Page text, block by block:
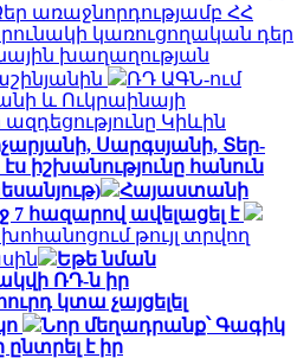
առաջնորդությամբ ՀՀ
կառուցողական դեր
խաղաղության
ՌԴ ԱԳՆ-ում
և Ուկրաինայի
Կիևին
Սարգսյանի, Տեր-
իշխանությունը հանուն
Հայաստանի
7 հազարով ավելացել է
թույլ տրվող
Եթե նման
ՌԴ-ն իր
կտա չայցելել
Նոր մեղադրանք՝ Գագիկ
է իր